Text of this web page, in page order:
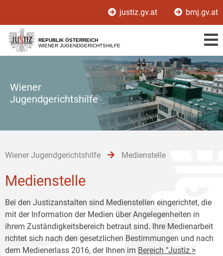
[1]
[2]
[3]
justiz.gv.at bmj.gv.at
REPUBLIK ÖSTERREICH
WIENER JUGENDGERICHTSHILFE
Wiener
Jugendgerichtshilfe
Wiener Jugendgerichtshilfe Medienstelle
Medienstelle
Bei den Justizanstalten sind Medienstellen eingerichtet, die
mit der Information der Medien über Angelegenheiten in
ihrem Zuständigkeitsbereich betraut sind. Ihre Medienarbeit
richtet sich nach den gesetzlichen Bestimmungen und nach
dem Medienerlass 2016, der Ihnen im Bereich "Justiz >